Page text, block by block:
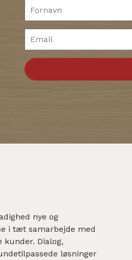
nye og
i tæt samarbejde med
kunder. Dialog,
løsninger